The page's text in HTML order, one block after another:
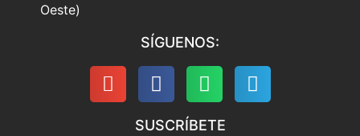
Oeste)
SÍGUENOS:
SUSCRÍBETE